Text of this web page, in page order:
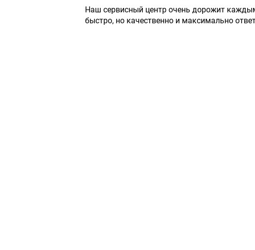
Наш сервисный центр очень дорожит
быстро, но качественно и максимально